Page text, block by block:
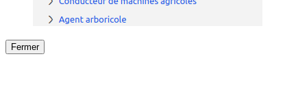
Fermer